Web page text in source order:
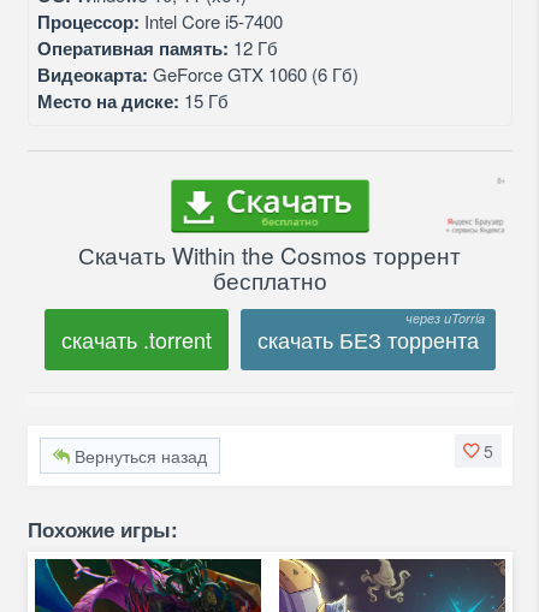
Процессор: Intel Core i5-7400
Оперативная память: 12 Гб
Видеокарта: GeForce GTX 1060 (6 Гб)
Место на диске: 15 Гб
Скачать Within the Cosmos торрент
бесплатно
скачать .torrent скачать БЕЗ торрента
5
Вернуться назад
Похожие игры: